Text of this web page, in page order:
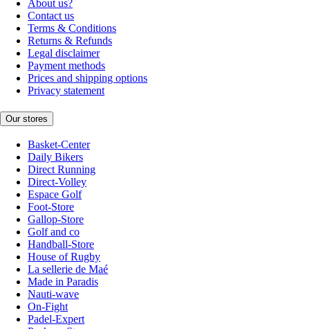
About us?
Contact us
Terms & Conditions
Returns & Refunds
Legal disclaimer
Payment methods
Prices and shipping options
Privacy statement
Our stores
Basket-Center
Daily Bikers
Direct Running
Direct-Volley
Espace Golf
Foot-Store
Gallop-Store
Golf and co
Handball-Store
House of Rugby
La sellerie de Maé
Made in Paradis
Nauti-wave
On-Fight
Padel-Expert